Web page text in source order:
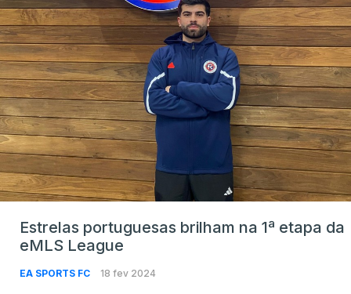
Estrelas portuguesas brilham na 1ª etapa da
eMLS League
EA SPORTS FC 18 fev 2024